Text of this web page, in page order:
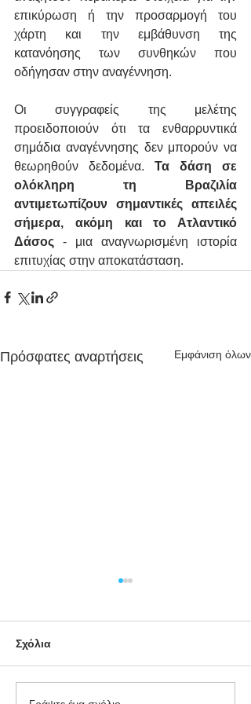
επικύρωση ή την προσαρμογή του
χάρτη και την εμβάθυνση της
κατανόησης των συνθηκών που
οδήγησαν στην αναγέννηση.
Οι συγγραφείς της μελέτης
προειδοποιούν ότι τα ενθαρρυντικά
σημάδια αναγέννησης δεν μπορούν να
θεωρηθούν δεδομένα. Τα δάση σε
ολόκληρη τη Βραζιλία
αντιμετωπίζουν σημαντικές απειλές
σήμερα, ακόμη και το Ατλαντικό
Δάσος - μια αναγνωρισμένη ιστορία
επιτυχίας στην αποκατάσταση.
Πρόσφατες αναρτήσεις Εμφάνιση όλων
Σχόλια